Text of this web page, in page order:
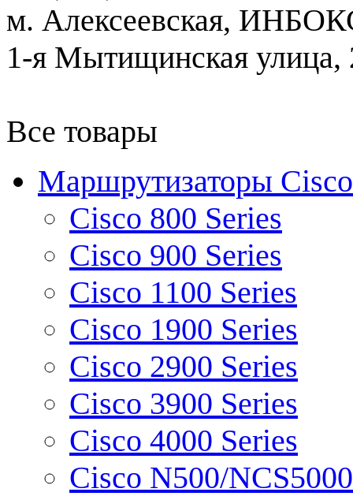
м. Алексеевская,
1-я Мытищинская улица,
Все товары
Маршрутизаторы Cisco
Cisco 800 Series
Cisco 900 Series
Cisco 1100 Series
Cisco 1900 Series
Cisco 2900 Series
Cisco 3900 Series
Cisco 4000 Series
Cisco N500/